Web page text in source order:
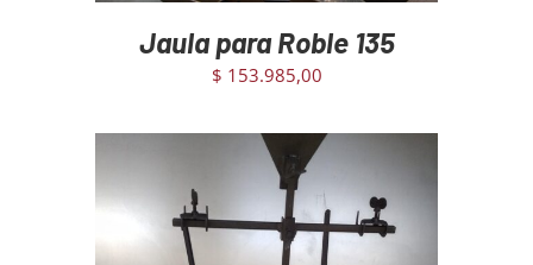
Jaula para Roble 135
$ 153.985,00